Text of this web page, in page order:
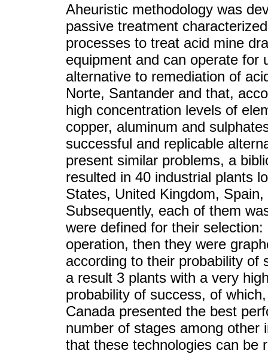
Aheuristic methodology was
passive treatment
processes to treat acid mine
equipment and can operate for
alternative to remediation of
Norte, Santander and that,
high concentration levels of
copper, aluminum and
successful and replicable
present similar problems, a
resulted in 40 industrial plants
States, United Kingdom,
Subsequently, each of them
were defined for their
operation, then they were
according to their probability of
a result 3 plants with a very
probability of success, of
Canada presented the best
number of stages among other
that these technologies can be